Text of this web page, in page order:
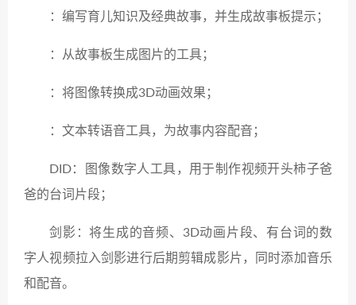
：编写育儿知识及经典故事，并生成故事板提示；
：从故事板生成图片的工具；
：将图像转换成3D动画效果；
：文本转语音工具，为故事内容配音；
DID：图像数字人工具，用于制作视频开头柿子爸
爸的台词片段；
剑影：将生成的音频、3D动画片段、有台词的数
字人视频拉入剑影进行后期剪辑成影片，同时添加音乐
和配音。